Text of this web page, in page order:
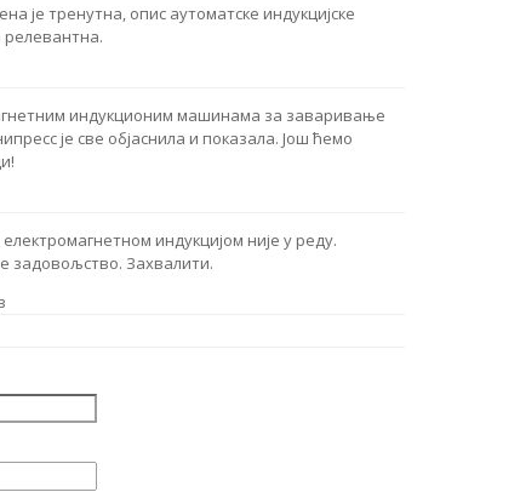
је тренутна, опис аутоматске индукцијске
релевантна.
индукционим машинама за заваривање
је све објаснила и показала. Још ћемо
индукцијом није у реду.
задовољство. Захвалити.